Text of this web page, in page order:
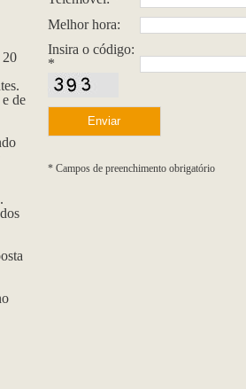
20
de
Melhor hora:
Insira o código:
*
* Campos de preenchimento obrigatório